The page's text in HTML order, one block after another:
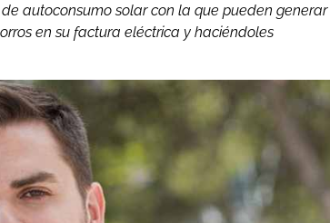
autoconsumo solar con la que pueden generar
en su factura eléctrica y haciéndoles